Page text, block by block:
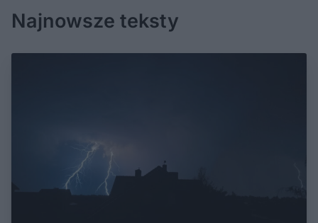
Najnowsze teksty